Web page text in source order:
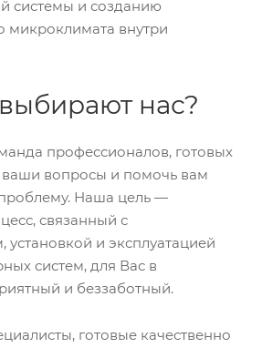
системы и созданию
микроклимата внутри
нас?
профессионалов, готовых
ваши вопросы и помочь вам
Наша цель —
связанный с
установкой и эксплуатацией
систем, для Вас в
и беззаботный.
готовые качественно